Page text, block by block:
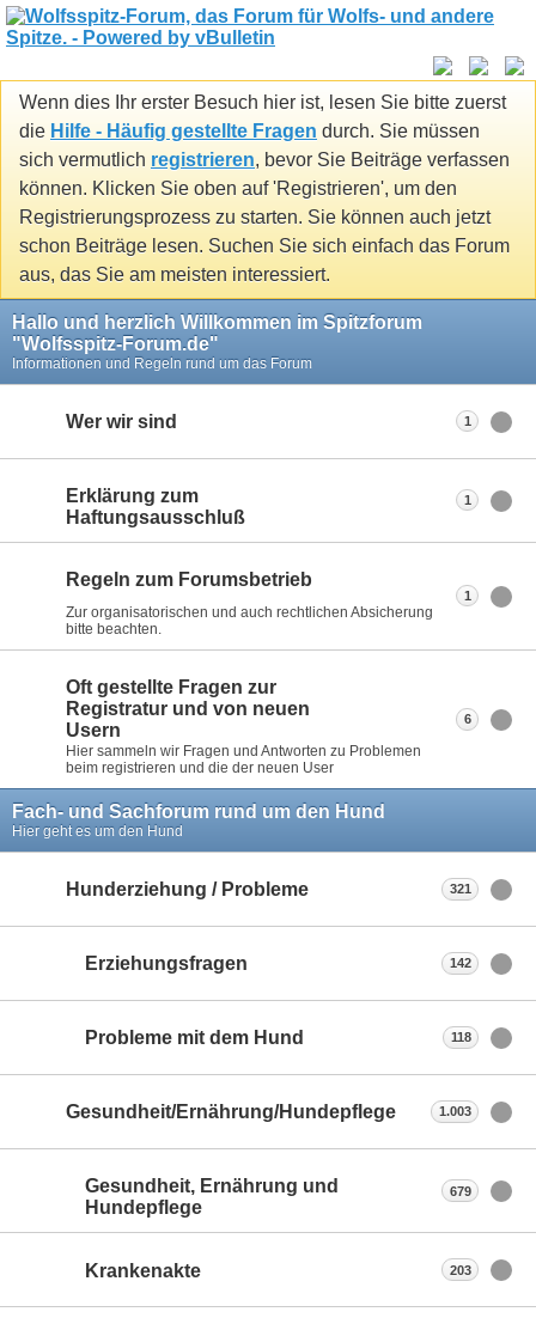
Wenn dies Ihr erster Besuch hier ist, lesen Sie bitte zuerst
die Hilfe - Häufig gestellte Fragen durch. Sie müssen
sich vermutlich registrieren, bevor Sie Beiträge verfassen
können. Klicken Sie oben auf 'Registrieren', um den
Registrierungsprozess zu starten. Sie können auch jetzt
schon Beiträge lesen. Suchen Sie sich einfach das Forum
aus, das Sie am meisten interessiert.
Hallo und herzlich Willkommen im Spitzforum
"Wolfsspitz-Forum.de"
Informationen und Regeln rund um das Forum
Wer wir sind 1
Erklärung zum
Haftungsausschluß
1
Regeln zum Forumsbetrieb
Zur organisatorischen und auch rechtlichen Absicherung
bitte beachten.
1
Oft gestellte Fragen zur
Registratur und von neuen
Usern
Hier sammeln wir Fragen und Antworten zu Problemen
beim registrieren und die der neuen User
6
Fach- und Sachforum rund um den Hund
Hier geht es um den Hund
Hunderziehung / Probleme 321
Erziehungsfragen 142
Probleme mit dem Hund 118
Gesundheit/Ernährung/Hundepflege 1.003
Gesundheit, Ernährung und
Hundepflege
679
Krankenakte 203